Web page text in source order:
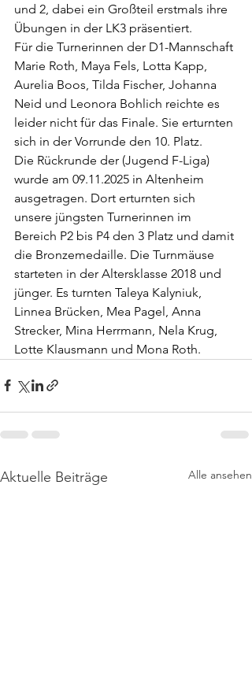
und 2, dabei ein Großteil erstmals ihre
Übungen in der LK3 präsentiert.
Für die Turnerinnen der D1-Mannschaft
Marie Roth, Maya Fels, Lotta Kapp,
Aurelia Boos, Tilda Fischer, Johanna
Neid und Leonora Bohlich reichte es
leider nicht für das Finale. Sie erturnten
sich in der Vorrunde den 10. Platz.
Die Rückrunde der (Jugend F-Liga)
wurde am 09.11.2025 in Altenheim
ausgetragen. Dort erturnten sich
unsere jüngsten Turnerinnen im
Bereich P2 bis P4 den 3 Platz und damit
die Bronzemedaille. Die Turnmäuse
starteten in der Altersklasse 2018 und
jünger. Es turnten Taleya Kalyniuk,
Linnea Brücken, Mea Pagel, Anna
Strecker, Mina Herrmann, Nela Krug,
Lotte Klausmann und Mona Roth.
Aktuelle Beiträge Alle ansehen